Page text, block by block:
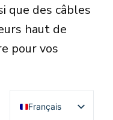
que des câbles
haut de
pour vos
Français